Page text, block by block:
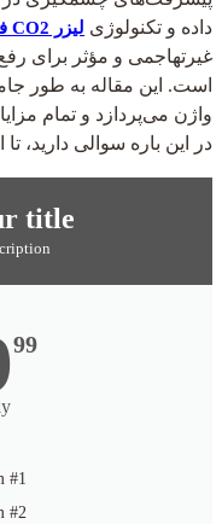
داده و تکنولوژی لیزر CO2 فرکشنال
غیرتهاجمی و مؤثر برای
واژن می‌پردازد و تمام
در این باره سوالی دارید،
title
99
#1
#2